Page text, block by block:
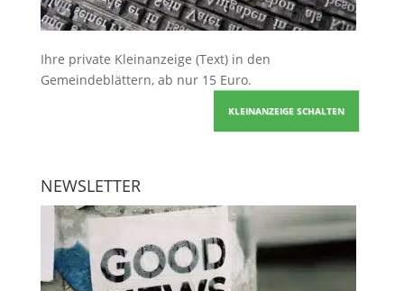
Ihre private Kleinanzeige (Text) in den
Gemeindeblättern, ab nur 15 Euro.
KLEINANZEIGE SCHALTEN
NEWSLETTER